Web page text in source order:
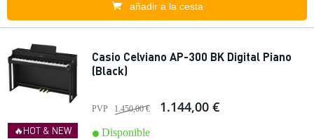
añadir a la cesta
🔥HOT & NEW
Casio Celviano AP-300 BK Digital Piano
(Black)
PVP 1.450,00 € 1.144,00 €
Disponible